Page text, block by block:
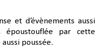
et d’évènements aussi
époustouflée par cette
poussée.